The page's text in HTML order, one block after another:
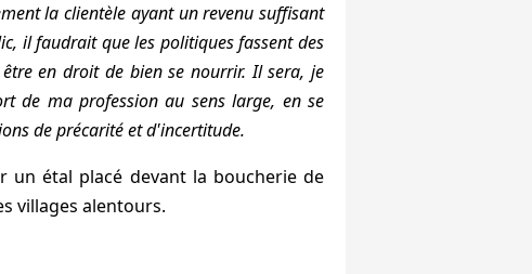
la clientèle ayant un revenu suffisant
il faudrait que les politiques fassent des
en droit de bien se nourrir. Il sera, je
de ma profession au sens large, en se
de précarité et d'incertitude.
un étal placé devant la boucherie de
villages alentours.